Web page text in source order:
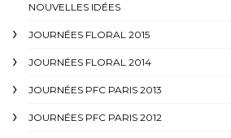
NOUVELLES IDÉES
JOURNÉES FLORAL 2015
JOURNÉES FLORAL 2014
JOURNÉES PFC PARIS 2013
JOURNÉES PFC PARIS 2012